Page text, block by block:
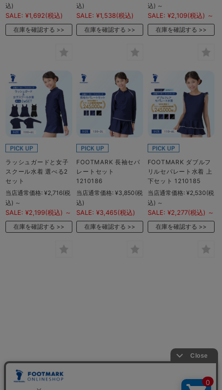
込)
SALE: ¥1,692(税込)
在庫を確認する
込)
SALE: ¥1,538(税込)
在庫を確認する
込) ～
SALE: ¥2,109(税込) ～
在庫を確認する
ラッシュガードと女子
スクール水着 選べる2
セット
当店通常価格: ¥2,716(税
込) ～
SALE: ¥2,199(税込) ～
在庫を確認する
FOOTMARK 長袖セパ
レートセット
1210186
当店通常価格: ¥3,850(税
込)
SALE: ¥3,465(税込)
在庫を確認する
FOOTMARK ダブルフ
リルセパレート水着 上
下セット 1210185
当店通常価格: ¥2,530(税
込) ～
SALE: ¥2,277(税込) ～
在庫を確認する